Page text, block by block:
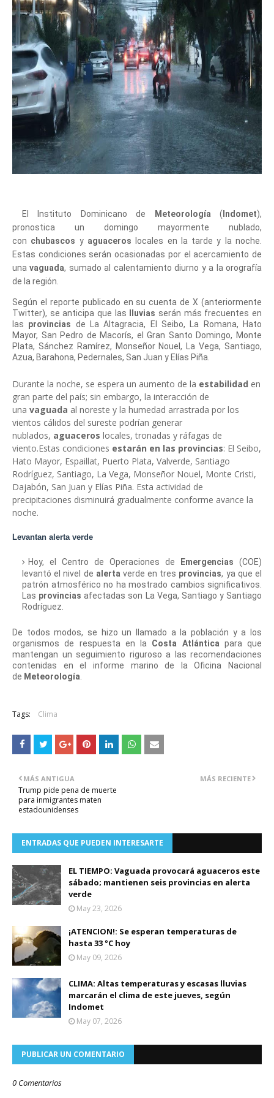
El Instituto Dominicano de Meteorología ( Indomet),
pronostica un domingo mayormente nublado,
con chubascos y aguaceros
locales en la tarde y la noche.
Estas condiciones serán ocasionadas por el acercamiento de
una vaguada, sumado al calentamiento diurno y a la orografía
de la región.
Según el reporte publicado en su cuenta de X (anteriormente
Twitter), se anticipa que las
lluvias serán más frecuentes en
las provincias de La Altagracia, El Seibo, La Romana, Hato
Mayor, San Pedro de Macorís, el Gran Santo Domingo, Monte
Plata, Sánchez Ramírez, Monseñor Nouel, La Vega, Santiago,
Azua, Barahona, Pedernales, San Juan y Elías Piña.
Durante la noche, se espera un aumento de la estabilidad en
gran parte del país; sin embargo, la interacción de
una vaguada al noreste y la humedad arrastrada por los
vientos cálidos del sureste podrían generar
nublados, aguaceros locales, tronadas y ráfagas de
viento.Estas condiciones estarán en las provincias: El Seibo,
Hato Mayor, Espaillat, Puerto Plata, Valverde, Santiago
Rodríguez, Santiago, La Vega, Monseñor Nouel, Monte Cristi,
Dajabón, San Juan y Elías Piña. Esta actividad de
precipitaciones disminuirá gradualmente conforme avance la
noche.
Levantan alerta verde
Hoy, el Centro de Operaciones de Emergencias (COE)
levantó el nivel de alerta verde en tres provincias, ya que el
patrón atmosférico no ha mostrado cambios significativos.
Las provincias afectadas son La Vega, Santiago y Santiago
Rodríguez.
De todos modos, se hizo un llamado a la población y a los
organismos de respuesta en la Costa Atlántica para que
mantengan un seguimiento riguroso a las recomendaciones
contenidas en el informe marino de la Oficina Nacional
de Meteorología
Tags: Clima
MÁS RECIENTE
MÁS ANTIGUA
Trump pide pena de muerte
para inmigrantes maten
estadounidenses
ENTRADAS QUE PUEDEN INTERESARTE
EL TIEMPO: Vaguada provocará aguaceros este
sábado; mantienen seis provincias en alerta
verde
May 23, 2026
¡ATENCION!: Se esperan temperaturas de
hasta 33 °C hoy
May 09, 2026
CLIMA: Altas temperaturas y escasas lluvias
marcarán el clima de este jueves, según
Indomet
May 07, 2026
PUBLICAR UN COMENTARIO
0 Comentarios